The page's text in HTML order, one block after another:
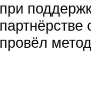
при
партнёрстве
провёл